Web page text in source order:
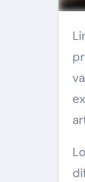
Lima, diciembre de 2025.- La temporada navideña llega con nuevos sabores, reuniones especiales y